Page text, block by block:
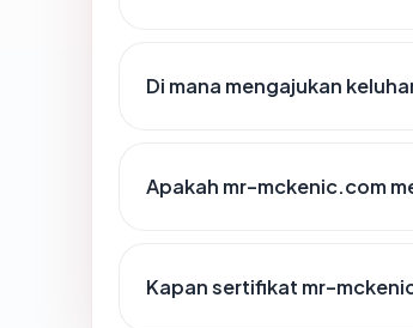
Di mana mengajukan
Apakah mr-mckenic.com
Kapan sertifikat mr-